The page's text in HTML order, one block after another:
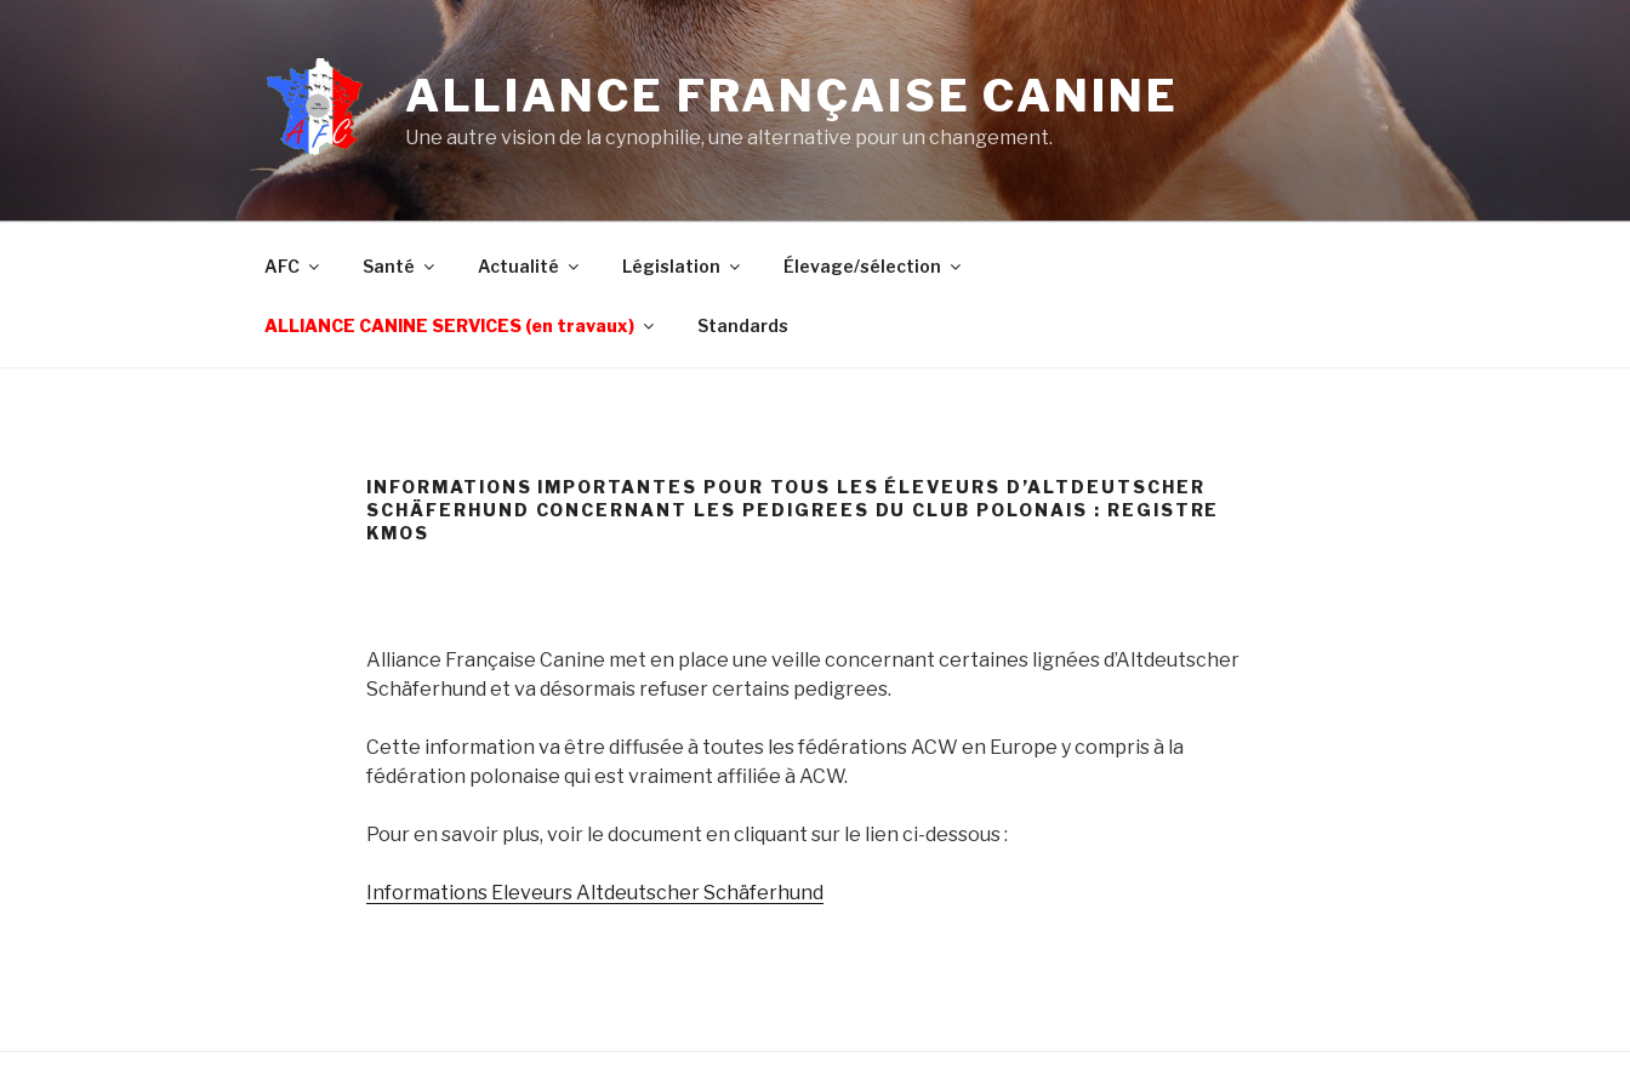
ALLIANCE FRANÇAISE CANINE
Une autre vision de la cynophilie, une alternative pour un changement.
AFC Santé Actualité Législation Élevage/sélection
ALLIANCE CANINE SERVICES (en travaux) Standards
INFORMATIONS IMPORTANTES POUR TOUS LES ÉLEVEURS D’ALTDEUTSCHER
SCHÄFERHUND CONCERNANT LES PEDIGREES DU CLUB POLONAIS : REGISTRE
KMOS
Alliance Française Canine met en place une veille concernant certaines lignées d’Altdeutscher
Schäferhund et va désormais refuser certains pedigrees.
Cette information va être diffusée à toutes les fédérations ACW en Europe y compris à la
fédération polonaise qui est vraiment affiliée à ACW.
Pour en savoir plus, voir le document en cliquant sur le lien ci-dessous :
Informations Eleveurs Altdeutscher Schäferhund